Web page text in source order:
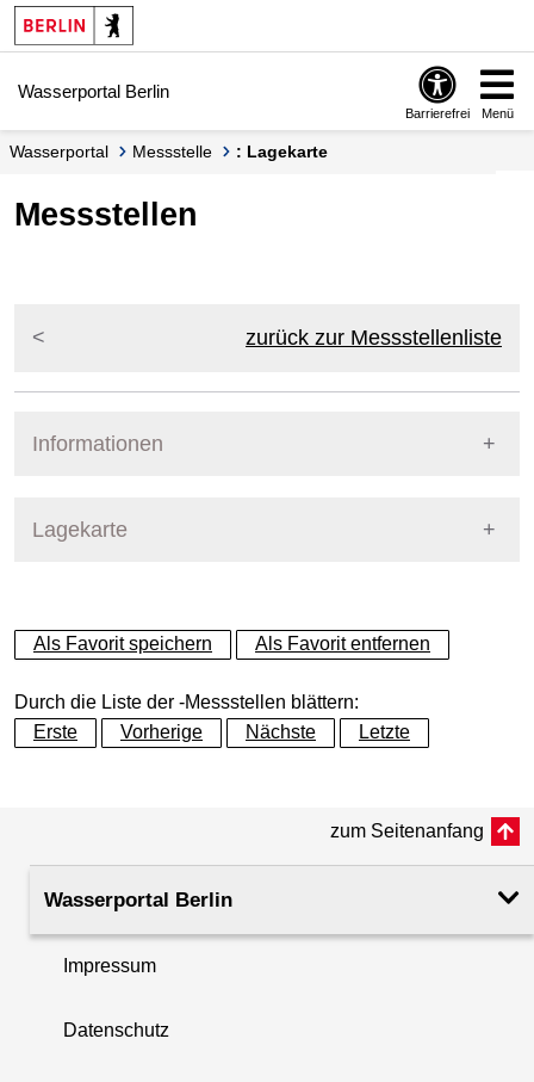
Springe zur Navigation
Springe zum Inhalt
Wasserportal Berlin
Barrierefrei Menü
Wasserportal Messstelle : Lagekarte
Messstellen
zurück zur Messstellenliste
Informationen
Lagekarte
+
−
Als Favorit speichern Als Favorit entfernen
Durch die Liste der -Messstellen blättern:
Erste
Vorherige Nächste Letzte
zum Seitenanfang
Wasserportal Berlin
Impressum
Datenschutz